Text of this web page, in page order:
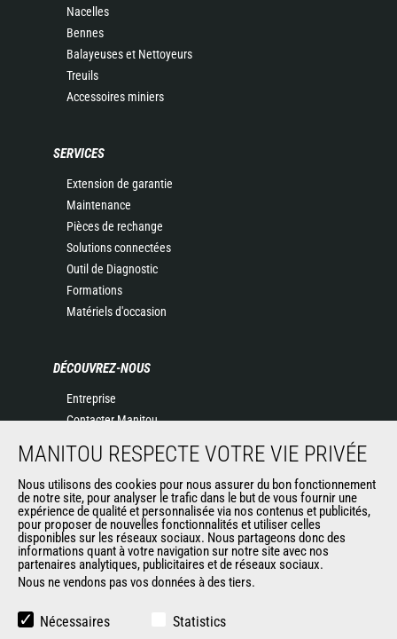
Nacelles
Bennes
Balayeuses et Nettoyeurs
Treuils
Accessoires miniers
SERVICES
Extension de garantie
Maintenance
Pièces de rechange
Solutions connectées
Outil de Diagnostic
Formations
Matériels d'occasion
DÉCOUVREZ-NOUS
Entreprise
Contacter Manitou
Politique de protection des données
Evénements
Actualités
Historique
AUTRES SITES DU GROUPE
Manitou Group
MANITOU RESPECTE VOTRE VIE PRIVÉE
Nous utilisons des cookies pour nous assurer du bon fonctionnement
de notre site, pour analyser le trafic dans le but de vous fournir une
expérience de qualité et personnalisée via nos contenus et publicités,
pour proposer de nouvelles fonctionnalités et utiliser celles
disponibles sur les réseaux sociaux. Nous partageons donc des
informations quant à votre navigation sur notre site avec nos
partenaires analytiques, publicitaires et de réseaux sociaux.
Nous ne vendons pas vos données à des tiers.
Nécessaires Statistics